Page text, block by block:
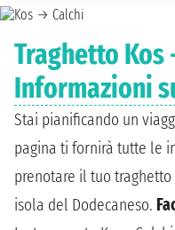
Traghetto Kos
Informazioni
Stai pianificando un
pagina ti fornirà tutte le
prenotare il tuo
isola del Dodecaneso.